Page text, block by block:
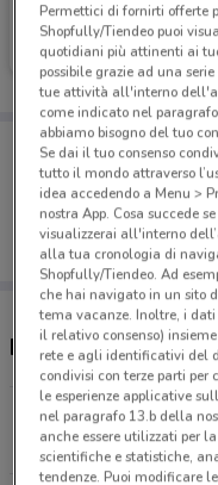
Medi-Market
Scade il 31/08
Porta
Puoi trovare
salvarle e
dal tuo
Negozi Medi-
Viale Donato
11.2 km
Permettici di fornirti offerte
Shopfully/Tiendeo puoi
quotidiani più attinenti ai
possibile grazie ad una
tue attività all'interno
come indicato nel
abbiamo bisogno del tuo
Se dai il tuo consenso
tutto il mondo attraverso
idea accedendo a Menu >
nostra App. Cosa succede
visualizzerai all'interno
alla tua cronologia di
Shopfully/Tiendeo. Ad
che hai navigato in un sito
tema vacanze. Inoltre, i
il relativo consenso)
rete e agli identificativi del
condivisi con terze parti
le esperienze applicative
nel paragrafo 13.b della
anche essere utilizzati per
scientifiche e statistiche,
tendenze. Puoi modificare